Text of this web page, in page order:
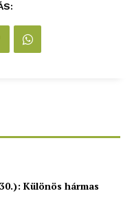
Különös hármas